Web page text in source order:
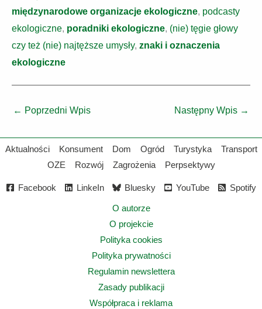
międzynarodowe organizacje ekologiczne, podcasty
ekologiczne, poradniki ekologiczne, (nie) tęgie głowy
czy też (nie) najtęższe umysły, znaki i oznaczenia
ekologiczne
← Poprzedni Wpis Następny Wpis →
Aktualności Konsument Dom Ogród Turystyka
Transport
OZE
Rozwój Zagrożenia Perpsektywy
Facebook LinkeIn Bluesky YouTube Spotify
O autorze
O projekcie
Polityka cookies
Polityka prywatności
Regulamin newslettera
Zasady publikacji
Współpraca i reklama